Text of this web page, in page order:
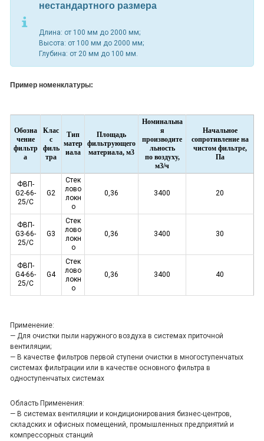
нестандартного размера
Длина: от 100 мм до 2000 мм;
Высота: от 100 мм до 2000 мм;
Глубина: от 20 мм до 100 мм.
Пример номенклатуры:
Обозна
чение
фильтр
а
Клас
с
филь
тра
Тип
матер
иала
Площадь
фильтрующего
материала, м3
Номинальна
я
производите
льность
по воздуху,
м3/ч
Начальное
сопротивление на
чистом фильтре,
Па
ФВП-
G2-66-
25/С
G2
Стек
лово
локн
о
0,36 3400 20
ФВП-
G3-66-
25/С
G3
Стек
лово
локн
о
0,36 3400 30
ФВП-
G4-66-
25/С
G4
Стек
лово
локн
о
0,36 3400 40
Применение:
— Для очистки пыли наружного воздуха в системах приточной
вентиляции;
— В качестве фильтров первой ступени очистки в многоступенчатых
системах фильтрации или в качестве основного фильтра в
одноступенчатых системах
Область Применения:
— В системах вентиляции и кондиционирования бизнес-центров,
складских и офисных помещений, промышленных предприятий и
компрессорных станций